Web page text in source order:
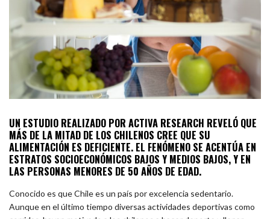
UN ESTUDIO REALIZADO POR ACTIVA RESEARCH REVELÓ QUE
MÁS DE LA MITAD DE LOS CHILENOS CREE QUE SU
ALIMENTACIÓN ES DEFICIENTE. EL FENÓMENO SE ACENTÚA EN
ESTRATOS SOCIOECONÓMICOS BAJOS Y MEDIOS BAJOS, Y EN
LAS PERSONAS MENORES DE 50 AÑOS DE EDAD.
Conocido es que Chile es un país por excelencia sedentario.
Aunque en el último tiempo diversas actividades deportivas como